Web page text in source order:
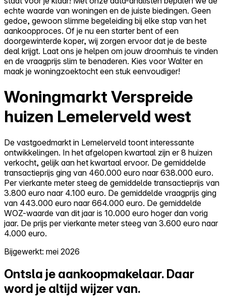
echte waarde van woningen en de juiste biedingen. Geen
gedoe, gewoon slimme begeleiding bij elke stap van het
aankoopproces. Of je nu een starter bent of een
doorgewinterde koper, wij zorgen ervoor dat je de beste
deal krijgt. Laat ons je helpen om jouw droomhuis te vinden
en de vraagprijs slim te benaderen. Kies voor Walter en
maak je woningzoektocht een stuk eenvoudiger!
Woningmarkt Verspreide
huizen Lemelerveld west
De vastgoedmarkt in Lemelerveld toont interessante
ontwikkelingen. In het afgelopen kwartaal zijn er 8 huizen
verkocht, gelijk aan het kwartaal ervoor. De gemiddelde
transactieprijs ging van 460.000 euro naar 638.000 euro.
Per vierkante meter steeg de gemiddelde transactieprijs van
3.800 euro naar 4.100 euro. De gemiddelde vraagprijs ging
van 443.000 euro naar 664.000 euro. De gemiddelde
WOZ-waarde van dit jaar is 10.000 euro hoger dan vorig
jaar. De prijs per vierkante meter steeg van 3.600 euro naar
4.000 euro.
Bijgewerkt: mei 2026
Ontsla je aankoopmakelaar. Daar
word je altijd wijzer van.